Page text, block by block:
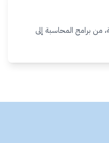
من برامج المحاسبة إلى